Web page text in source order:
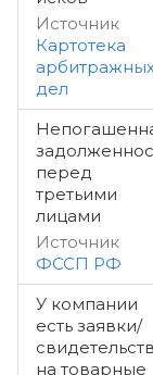
Источник
Картотека
дел
перед
третьими
лицами
Источник
ФССП РФ
У компании
есть заявки/
на товарные